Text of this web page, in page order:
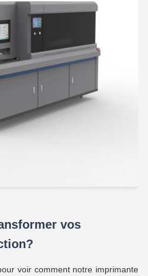
vos
voir comment notre imprimante